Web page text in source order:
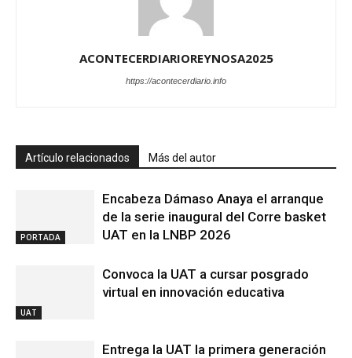
ACONTECERDIARIOREYNOSA2025
https://acontecerdiario.info
Artículo relacionados Más del autor
PORTADA
Encabeza Dámaso Anaya el arranque
de la serie inaugural del Corre basket
UAT en la LNBP 2026
UAT
Convoca la UAT a cursar posgrado
virtual en innovación educativa
Entrega la UAT la primera generación